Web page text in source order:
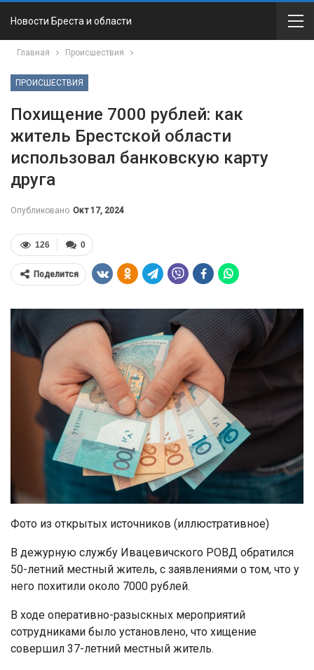
Новости Бреста и области
Главная Происшествия
ПРОИСШЕСТВИЯ
Похищение 7000 рублей: как
житель Брестской области
использовал банковскую карту
друга
Опубликовано Окт 17, 2024
0
126
Поделится
Фото из открытых источников (иллюстративное)
В дежурную службу Ивацевичского РОВД обратился
50-летний местный житель, с заявлениями о том, что у
него похитили около 7000 рублей.
В ходе оперативно-разыскных мероприятий
сотрудниками было установлено, что хищение
совершил 37-летний местный житель.